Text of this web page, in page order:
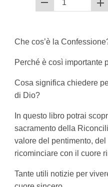
Che cos’è la
Perché è così importante
Cosa significa chiedere
di Dio?
In questo libro potrai
sacramento della
valore del pentimento,
ricominciare con il cuore
Tante utili notizie per